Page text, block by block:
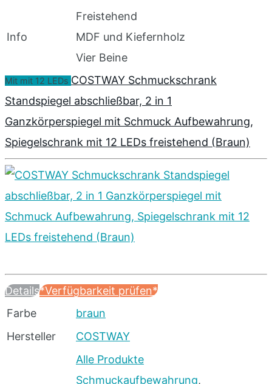
Info
Freistehend
MDF und Kiefernholz
Vier Beine
Mit mit 12 LEDs COSTWAY Schmuckschrank
Standspiegel abschließbar, 2 in 1
Ganzkörperspiegel mit Schmuck Aufbewahrung,
Spiegelschrank mit 12 LEDs freistehend (Braun)
Details*Verfügbarkeit prüfen*
Farbe
braun
Hersteller
COSTWAY
Alle Produkte
Schmuckaufbewahrung,